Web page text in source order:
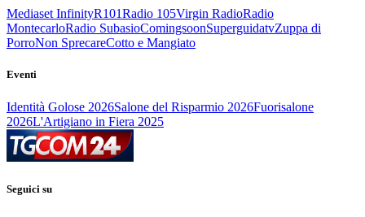
Mediaset InfinityR101Radio 105Virgin RadioRadio
MontecarloRadio SubasioComingsoonSuperguidatvZuppa di
PorroNon SprecareCotto e Mangiato
Eventi
Identità Golose 2026Salone del Risparmio 2026Fuorisalone
2026L'Artigiano in Fiera 2025
Seguici su